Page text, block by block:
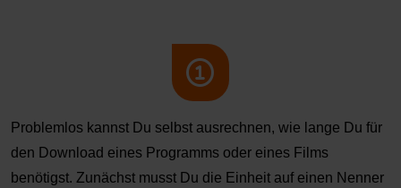
Problemlos kannst Du selbst ausrechnen, wie lange Du für
den Download eines Programms oder eines Films
benötigst. Zunächst musst Du die Einheit auf einen Nenner